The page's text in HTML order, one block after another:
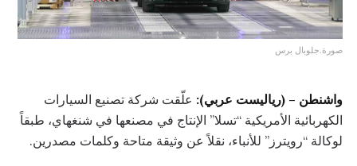
صورة.جلوبال برس
واشنطن – (رياليست عربي): علّقت شركة تصنيع السيارات
الكهربائية الأمريكية “تسلا” الإنتاج في مصنعها في شنغهاي، طبقاً
لوكالة “رويترز” للأنباء، نقلاً عن وثيقة متاحة وكلمات مصدرين.